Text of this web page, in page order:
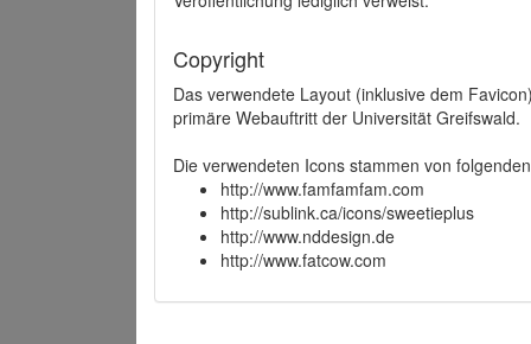
Copyright
Das verwendete Layout (inklusive dem
primäre Webauftritt der Universität Greifswald.
Die verwendeten Icons stammen von
http://www.famfamfam.com
http://sublink.ca/icons/sweetieplus
http://www.nddesign.de
http://www.fatcow.com